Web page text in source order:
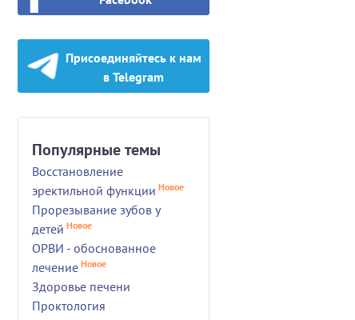
Присоединяйтесь к нам
в Telegram
Популярные темы
Восстановление
эректильной функции Новое
Прорезывание зубов у
детей Новое
ОРВИ - обоснованное
лечение Новое
Здоровье печени
Проктология